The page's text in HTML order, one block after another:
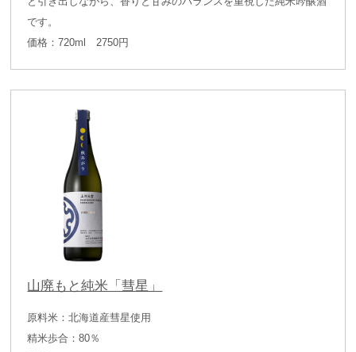
です。
価格：720ml 2750円
山廃もと純米「彗星」
原料米：北海道産彗星使用
精米歩合：80％